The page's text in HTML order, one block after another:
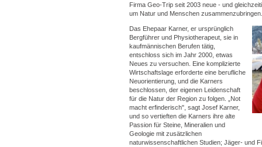
Firma Geo-Trip seit 2003 neue - und
um Natur und Menschen
Das Ehepaar Karner, er ursprünglich
Bergführer und Physiotherapeut, sie in
kaufmännischen Berufen tätig,
entschloss sich im Jahr 2000, etwas
Neues zu versuchen. Eine komplizierte
Wirtschaftslage erforderte eine berufliche
Neuorientierung, und die Karners
beschlossen, der eigenen Leidenschaft
für die Natur der Region zu folgen. „Not
macht erfinderisch", sagt Josef Karner,
und so vertieften die Karners ihre alte
Passion für Steine, Mineralien und
Geologie mit zusätzlichen
naturwissenschaftlichen Studien; Jäger- und